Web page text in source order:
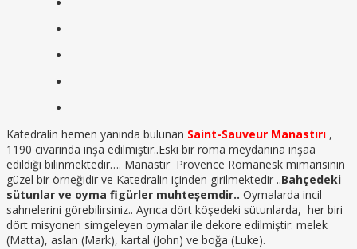
Katedralin hemen yanında bulunan Saint-Sauveur Manastırı ,
1190 civarında inşa edilmiştir..Eski bir roma meydanına inşaa
edildiği bilinmektedir…. Manastır Provence Romanesk mimarisinin
güzel bir örneğidir ve Katedralin içinden girilmektedir ..Bahçedeki
sütunlar ve oyma figürler muhteşemdir.. Oymalarda incil
sahnelerini görebilirsiniz.. Ayrıca dört köşedeki sütunlarda, her biri
dört misyoneri simgeleyen oymalar ile dekore edilmiştir: melek
(Matta), aslan (Mark), kartal (John) ve boğa (Luke).